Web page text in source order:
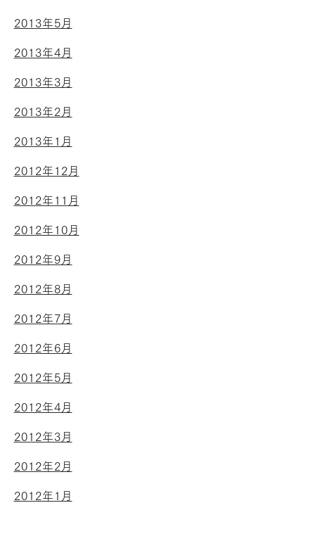
2013年5月
2013年4月
2013年3月
2013年2月
2013年1月
2012年12月
2012年11月
2012年10月
2012年9月
2012年8月
2012年7月
2012年6月
2012年5月
2012年4月
2012年3月
2012年2月
2012年1月